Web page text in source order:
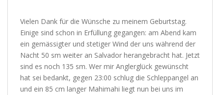
Vielen Dank für die Wünsche zu meinem Geburtstag.
Einige sind schon in Erfüllung gegangen: am Abend kam
ein gemässigter und stetiger Wind der uns während der
Nacht 50 sm weiter an Salvador herangebracht hat. Jetzt
sind es noch 135 sm. Wer mir Anglerglück gewünscht
hat sei bedankt, gegen 23:00 schlug die Schleppangel an
und ein 85 cm langer Mahimahi liegt nun bei uns im